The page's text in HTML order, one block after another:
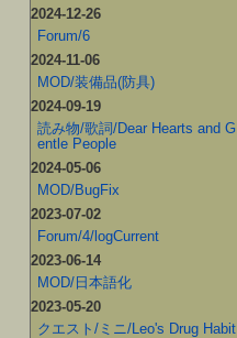
2024-12-26
Forum/6
2024-11-06
MOD/装備品(防具)
2024-09-19
読み物/歌詞/Dear Hearts and G
entle People
2024-05-06
MOD/BugFix
2023-07-02
Forum/4/logCurrent
2023-06-14
MOD/日本語化
2023-05-20
クエスト/ミニ/Leo's Drug Habit